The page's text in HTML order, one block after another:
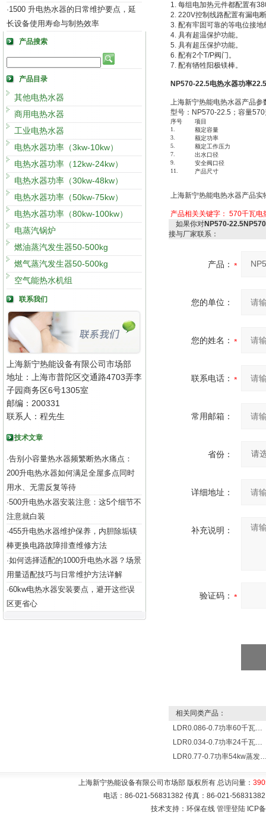
·1500 升电热水器的日常维护要点，延
长设备使用寿命与制热效率
产品搜索
产品目录
其他电热水器
商用电热水器
工业电热水器
电热水器功率（3kw-10kw）
电热水器功率（12kw-24kw）
电热水器功率（30kw-48kw）
电热水器功率（50kw-75kw）
电热水器功率（80kw-100kw）
电蒸汽锅炉
燃油蒸汽发生器50-500kg
燃气蒸汽发生器50-500kg
空气能热水机组
联系我们
上海新宁热能设备有限公司市场部
地址：上海市普陀区交通路4703弄李
子园商务区6号1305室
邮编：200331
联系人：程先生
技术文章
·告别小容量热水器频繁断热水痛点：
200升电热水器如何满足全屋多点同时
用水、无需反复等待
·500升电热水器安装注意：这5个细节不
注意就白装
·455升电热水器维护保养，内胆除垢镁
棒更换电路故障排查维修方法
·如何选择适配的1000升电热水器？场景
用量适配技巧与日常维护方法详解
·60kw电热水器安装要点，避开这些误
区更省心
1. 每组电加热元件都配置有
2. 220V控制线路配置有漏电
3. 配有牢固可靠的等电位接地
4. 具有超温保护功能。
5. 具有超压保护功能。
6. 配有2个T/P阀门。
7. 配有牺牲阳极镁棒。
NP570-22.5电热水器功率
上海新宁热能电热水器产品参
型号：NP570-22.5；容量
序号
项目
1.
额定容量
3.
额定功率
5.
额定工作压力
7.
出水口径
9.
安全阀口径
11.
产品尺寸
上海新宁热能电热水器产品实
产品相关关键字：570千瓦电
如果你对NP570-
接与厂家联系：
产品：
您的单位：
您的姓名：
联系电话：
常用邮箱：
省份：
详细地址：
补充说明：
验证码：
相关同类产品：
LDR0.086-0.7功率60千瓦蒸发量86公斤/小时电锅炉
LDR0.034-0.7功率24千瓦蒸发量34公斤/小时电蒸汽锅炉
LDR0.77-0.7功率54kw蒸发量
上海新宁热能设备有限公司市场部 版权所有 总访问量：
电话：86-021-56831382 传真：86-021-
技术支持：环保在线 管理登陆 ICP